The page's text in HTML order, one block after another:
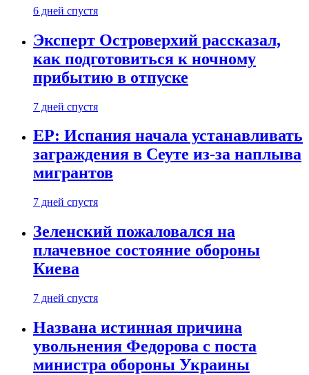
6 дней спустя
Эксперт Островерхий рассказал,
как подготовиться к ночному
прибытию в отпуске
7 дней спустя
EP: Испания начала устанавливать
заграждения в Сеуте из-за наплыва
мигрантов
7 дней спустя
Зеленский пожаловался на
плачевное состояние обороны
Киева
7 дней спустя
Названа истинная причина
увольнения Федорова с поста
министра обороны Украины